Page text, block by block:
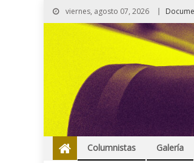
viernes, agosto 07, 2026
Columnistas Galería